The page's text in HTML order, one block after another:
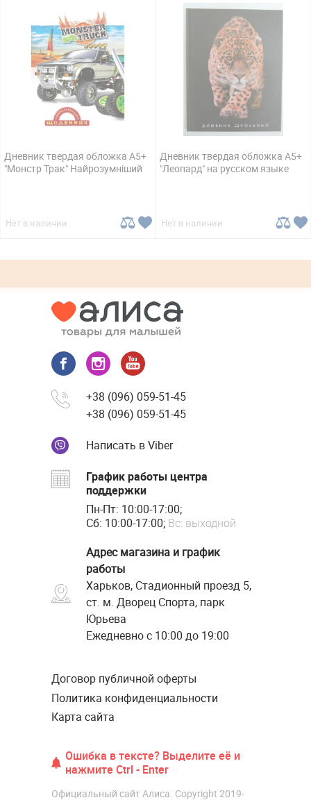
Дневник твердая обложка А5+
"Монстр Трак" Найрозумніший
Нет в наличии
Дневник твердая обложка А5+
"Леопард" на русском языке
Нет в наличии
+38 (096) 059-51-45
+38 (096) 059-51-45
Написать в Viber
График работы центра
поддержки
Пн-Пт: 10:00-17:00;
Сб: 10:00-17:00; Вс: выходной
Адрес магазина и график
работы
Харьков, Стадионный проезд 5,
ст. м. Дворец Спорта, парк
Юрьева
Ежедневно с 10:00 до 19:00
Договор публичной оферты
Политика конфиденциальности
Карта сайта
Ошибка в тексте? Выделите её и
нажмите Ctrl - Enter
Официальный сайт Алиса. Copyright 2019-